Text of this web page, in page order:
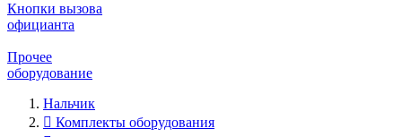
Кнопки вызова
официанта
Прочее
оборудование
Нальчик
Комплекты оборудования